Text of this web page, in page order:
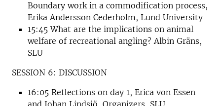
Boundary work in a commodification process,
Erika Andersson Cederholm, Lund University
15:45 What are the implications on animal
welfare of recreational angling? Albin Gräns,
SLU
SESSION 6: DISCUSSION
16:05 Reflections on day 1, Erica von Essen